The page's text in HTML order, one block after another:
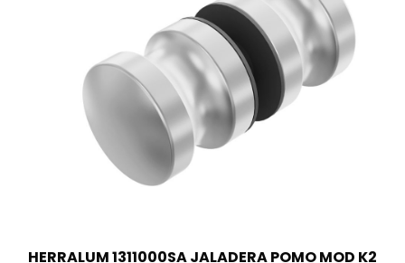
HERRALUM 1311000SA JALADERA POMO MOD K2